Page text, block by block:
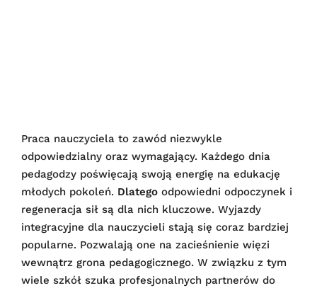
Praca nauczyciela to zawód niezwykle
odpowiedzialny oraz wymagający. Każdego dnia
pedagodzy poświęcają swoją energię na edukację
młodych pokoleń. Dlatego odpowiedni odpoczynek i
regeneracja sił są dla nich kluczowe. Wyjazdy
integracyjne dla nauczycieli stają się coraz bardziej
popularne. Pozwalają one na zacieśnienie więzi
wewnątrz grona pedagogicznego. W związku z tym
wiele szkół szuka profesjonalnych partnerów do